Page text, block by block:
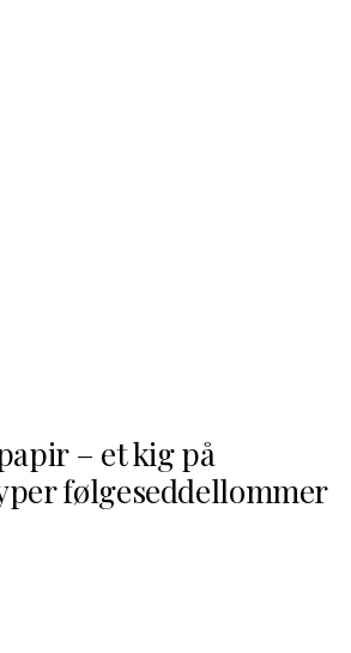
– et kig på
følgeseddellommer